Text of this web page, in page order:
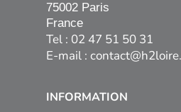
75002 Paris
France
Tel : 02 47 51 50 31
E-mail :
INFORMATION